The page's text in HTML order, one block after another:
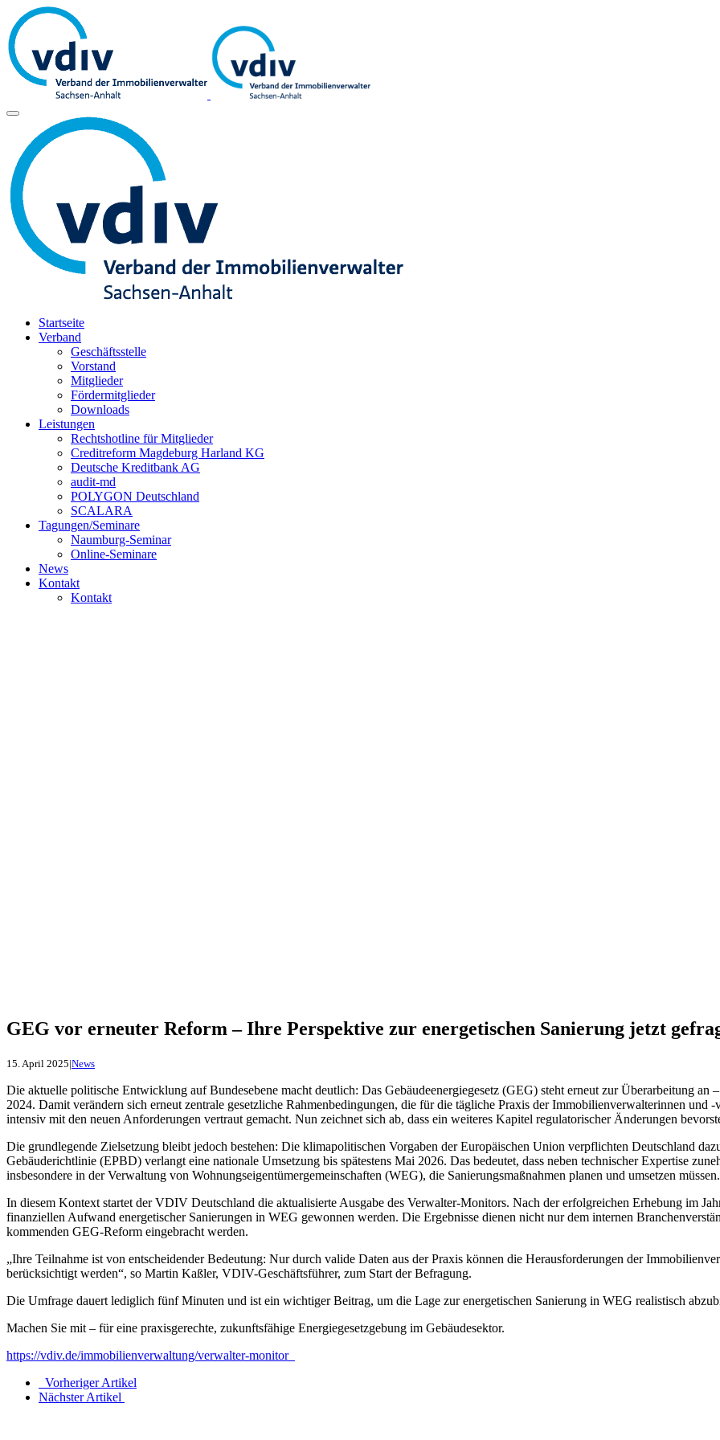
Startseite
Verband
Geschäftsstelle
Vorstand
Mitglieder
Fördermitglieder
Downloads
Leistungen
Rechtshotline für Mitglieder
Creditreform Magdeburg Harland KG
Deutsche Kreditbank AG
audit-md
POLYGON Deutschland
SCALARA
Tagungen/Seminare
Naumburg-Seminar
Online-Seminare
News
Kontakt
Kontakt
GEG vor erneuter Reform – Ihre Perspektive zur energetischen Sanierung jetzt
15. April 2025|News
Die aktuelle politische Entwicklung auf Bundesebene macht deutlich: Das Gebäudeenergiegesetz (GEG) steht erneut zur Überarbeitung an
2024. Damit verändern sich erneut zentrale gesetzliche Rahmenbedingungen, die für die tägliche Praxis der Immobilienverwalterinnen und
intensiv mit den neuen Anforderungen vertraut gemacht. Nun zeichnet sich ab, dass ein weiteres Kapitel regulatorischer Änderungen
Die grundlegende Zielsetzung bleibt jedoch bestehen: Die klimapolitischen Vorgaben der Europäischen Union verpflichten Deutschland
Gebäuderichtlinie (EPBD) verlangt eine nationale Umsetzung bis spätestens Mai 2026. Das bedeutet, dass neben technischer Expertise
insbesondere in der Verwaltung von Wohnungseigentümergemeinschaften (WEG), die Sanierungsmaßnahmen planen und umsetzen müssen.
In diesem Kontext startet der VDIV Deutschland die aktualisierte Ausgabe des Verwalter-Monitors. Nach der erfolgreichen Erhebung im
finanziellen Aufwand energetischer Sanierungen in WEG gewonnen werden. Die Ergebnisse dienen nicht nur dem internen
kommenden GEG-Reform eingebracht werden.
„Ihre Teilnahme ist von entscheidender Bedeutung: Nur durch valide Daten aus der Praxis können die Herausforderungen der
berücksichtigt werden“, so Martin Kaßler, VDIV-Geschäftsführer, zum Start der Befragung.
Die Umfrage dauert lediglich fünf Minuten und ist ein wichtiger Beitrag, um die Lage zur energetischen Sanierung in WEG realistisch
Machen Sie mit – für eine praxisgerechte, zukunftsfähige Energiegesetzgebung im Gebäudesektor.
https://vdiv.de/immobilienverwaltung/verwalter-monitor
Vorheriger Artikel
Nächster Artikel